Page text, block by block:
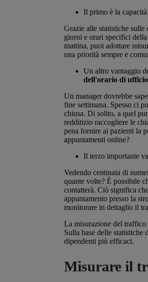
Il primo è la
Grazie alle statistiche
giorni e orari specifici
mattina, puoi adottare
una priorità sempre e
Un altro vantaggio
dell'orario di
Un manager dovrebbe
fine settimana. Spesso ci
chiusa. Di solito, a quel
redditizio raccogliere le
pena fornire ai pazienti la
appuntamenti online?
Il terzo importante
Vedendo centinaia di
quante volte? È possibile
contatterà. Ciò significa
appuntamento presso la
monitorare in dettaglio il
La misurazione del traffico
Sulla base delle statistiche
dipendenti più efficaci.
Misurare il